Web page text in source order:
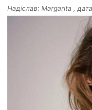
Надіслав: Margarita ,